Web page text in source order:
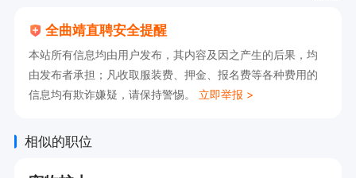
全曲靖直聘安全提醒
本站所有信息均由用户发布，其内容及因之产生的后果，均
由发布者承担；凡收取服装费、押金、报名费等各种费用的
信息均有欺诈嫌疑，请保持警惕。 立即举报 >
相似的职位